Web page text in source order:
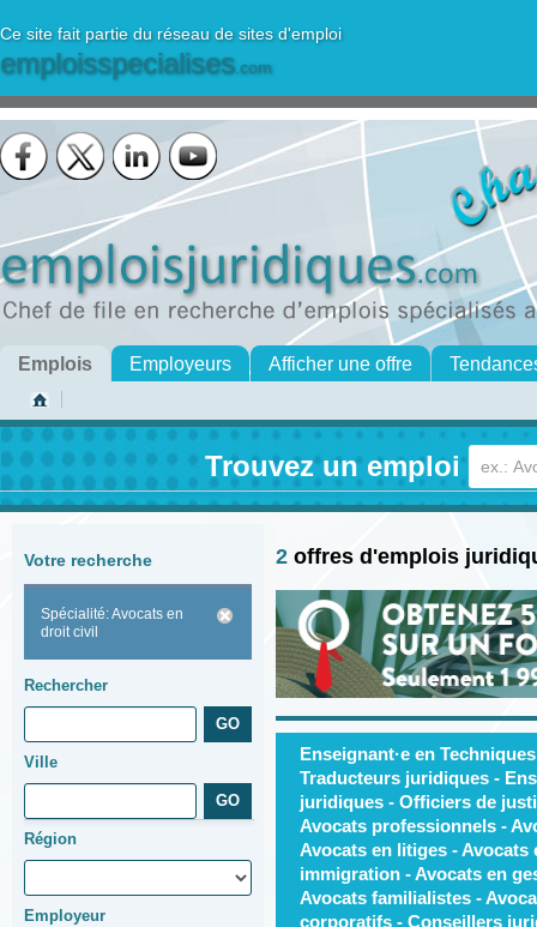
Ce site fait partie du réseau de sites d'emploi
emploisspecialises.com
Emplois Employeurs Afficher une offre
Trouvez un emploi
Votre recherche
Spécialité: Avocats en
droit civil
Rechercher
Ville
Région
Employeur
2 offres d'emplois
Enseignant·e en
Traducteurs juridiques -
juridiques - Officiers de
Avocats professionnels -
Avocats en litiges - Avocats
immigration - Avocats en
Avocats familialistes -
corporatifs - Conseillers